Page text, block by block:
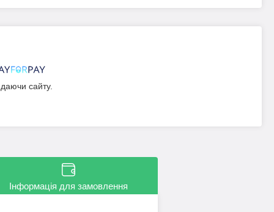
сайту.
Інформація для замовлення